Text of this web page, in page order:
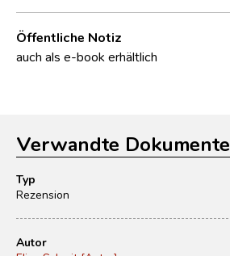
Öffentliche Notiz
auch als e-book erhältlich
Verwandte Dokumente
Typ
Rezension
Autor